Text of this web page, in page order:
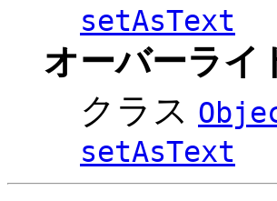
setAsText
オーバーライ
クラス
setAsText